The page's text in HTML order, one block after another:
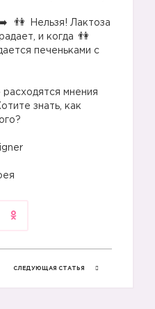
Нельзя! Лактоза
и когда
печеньками с
расходятся мнения
знать, как
СЛЕДУЮЩАЯ СТАТЬЯ